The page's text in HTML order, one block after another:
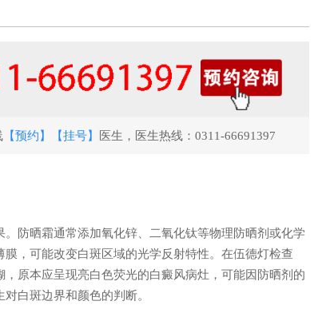
【预约】 【挂号】 医生，医生热线：0311-66691397
晒霜通常添加氧化锌、二氧化钛等物理防晒剂或化学
，可能改变白斑区域的光学反射特性。在伍德灯检查
原本应呈现亮白色荧光的白癜风病灶，可能因防晒剂的
白斑边界和颜色的判断。